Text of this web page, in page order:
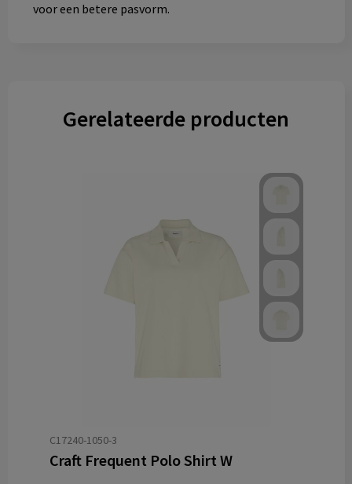
voor een betere pasvorm.
Gerelateerde producten
C17240-1050-3
Craft Frequent Polo Shirt W